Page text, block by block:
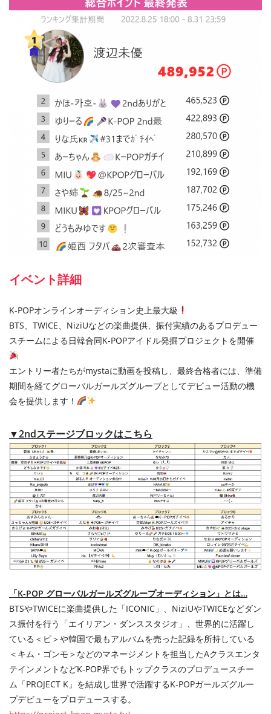
イベント詳細
K-POPオンラインオーディション史上最大級
BTS、TWICE、NiziUなどの楽曲提供、振付実績のあるプロデュー
スチームによる日韓合同K-POPアイドル発掘プロジェクトを開催
エントリー者たちがmystaに動画を投稿し、最終合格者には、準備
期間を経てグローバルガールズグループとしてデビュー活動の機
会を提供します！
▼2ndステージブロックはこちら
「K-POP グローバルガールズグループオーディション」とは…
BTSやTWICEに楽曲提供した「ICONIC」、NiziUやTWICEなどダン
ス振付を行う「エイリアン・ダンススタジオ」、世界的に活躍し
ている＜ピ＞や韓国で最もアルバムを売った記録を所持している
＜キム・ゴンモ＞などのマネージメントを担当したAクラスエンタ
テインメントなどK-POP界でもトップクラスのプロデュースチー
ム「PROJECT K」を結成し世界で活躍するK-POPガールズグルー
プデビューをプロデュースする。